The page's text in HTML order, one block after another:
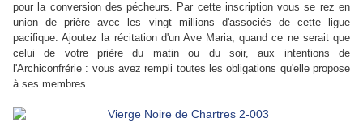
pour la conversion des pécheurs. Par cette inscription vous se rez en
union de prière avec les vingt millions d'associés de cette ligue
pacifique. Ajoutez la récitation d'un Ave Maria, quand ce ne serait que
celui de votre prière du matin ou du soir, aux intentions de
l'Archiconfrérie : vous avez rempli toutes les obligations qu'elle propose
à ses membres.